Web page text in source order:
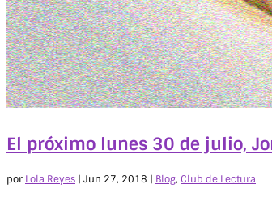
El próximo lunes 30 de julio,
por Lola Reyes | Jun 27, 2018 | Blog, Club de Lectura